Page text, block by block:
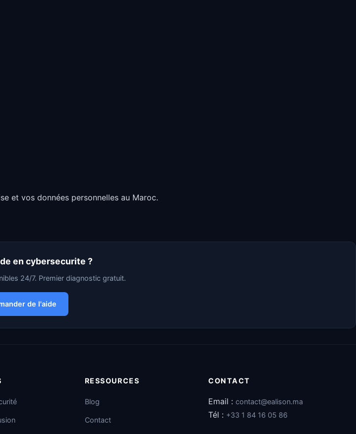
et vos données personnelles au Maroc.
en cybersecurite ?
24/7. Premier diagnostic gratuit.
de l'aide
RESSOURCES
Blog
Contact
CONTACT
Email :contact@ealison.ma
Tél : +33 1 84 16 05 86